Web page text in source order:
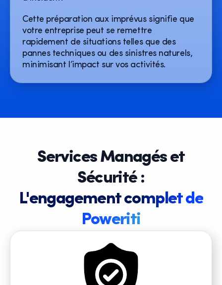
Cette préparation aux imprévus signifie que
votre entreprise peut se remettre
rapidement de situations telles que des
pannes techniques ou des sinistres naturels,
minimisant l’impact sur vos activités.
Services Managés et
Sécurité :
L'engagement complet de
Poweriti